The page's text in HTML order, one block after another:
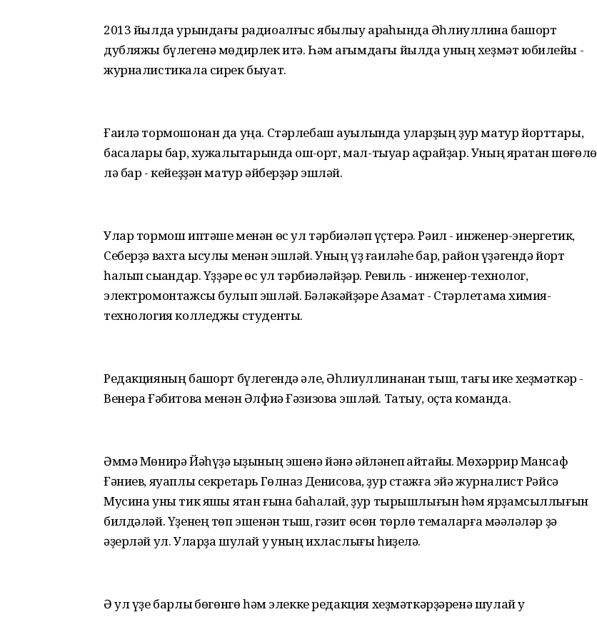
2013 йылда урындағы радиоалғыс ябылыу арҡаһында Әһлиуллина башҡорт
дубляжы бүлегенә мөдирлек итә. Һәм ағымдағы йылда уның хеҙмәт юбилейы -
журналистикала сирек быуат.
Ғаилә тормошонан да уңа. Стәрлебаш ауылында уларҙың ҙур матур йорттары,
баҡсалары бар, хужалыҡтарында ҡош-ҡорт, мал-тыуар аҫрайҙар. Уның яратҡан шөғөлө
лә бар - кейеҙҙән матур әйберҙәр эшләй.
Улар тормош иптәше менән өс ул тәрбиәләп үҫтерә. Рәил - инженер-энергетик,
Себерҙә вахта ысулы менән эшләй. Уның үҙ ғаиләһе бар, район үҙәгендә йорт
һалып сыҡҡандар. Үҙҙәре өс ул тәрбиәләйҙәр. Ревиль - инженер-технолог,
электромонтажсы булып эшләй. Бәләкәйҙәре Азамат - Стәрлетамаҡ химия-
технология колледжы студенты.
Редакцияның башҡорт бүлегендә әле, Әһлиуллинанан тыш, тағы ике хеҙмәткәр -
Венера Ғәбитова менән Әлфиә Ғәзизова эшләй. Татыу, оҫта команда.
Әммә Мөнирә Йәһүҙә ҡыҙының эшенә йәнә әйләнеп ҡайтайыҡ. Мөхәррир Мансаф
Ғәниев, яуаплы секретарь Гөлназ Денисова, ҙур стажға эйә журналист Рәйсә
Мусина уны тик яҡшы яҡтан ғына баһалай, ҙур тырышлығын һәм ярҙамсыллығын
билдәләй. Үҙенең төп эшенән тыш, гәзит өсөн төрлө темаларға мәҡәләләр ҙә
әҙерләй ул. Уларҙа шулай уҡ уның ихласлығы һиҙелә.
Ә ул үҙе барлыҡ бөгөнгө һәм элекке редакция хеҙмәткәрҙәренә шулай уҡ